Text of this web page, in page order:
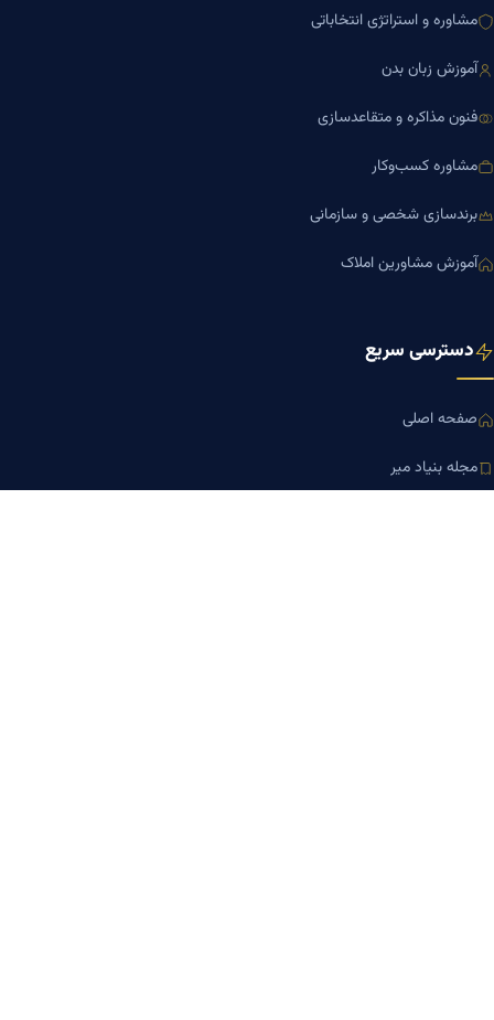
مشاوره و استراتژی انتخاباتی
آموزش زبان بدن
فنون مذاکره و متقاعدسازی
مشاوره کسب‌وکار
برندسازی شخصی و سازمانی
آموزش مشاورین املاک
دسترسی سریع
صفحه اصلی
مجله بنیاد میر